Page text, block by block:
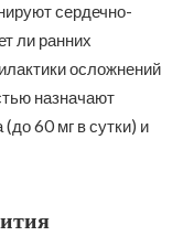
сердечно-
ли ранних
осложнений
назначают
60 мг в сутки) и